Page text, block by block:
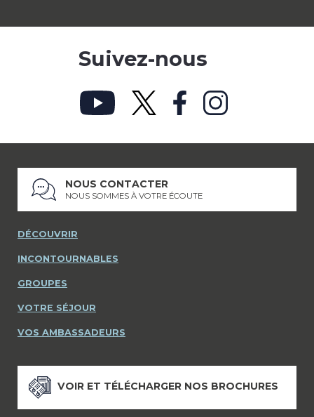
Suivez-nous
NOUS CONTACTER
NOUS SOMMES À VOTRE ÉCOUTE
DÉCOUVRIR
INCONTOURNABLES
GROUPES
VOTRE SÉJOUR
VOS AMBASSADEURS
VOIR ET TÉLÉCHARGER NOS BROCHURES